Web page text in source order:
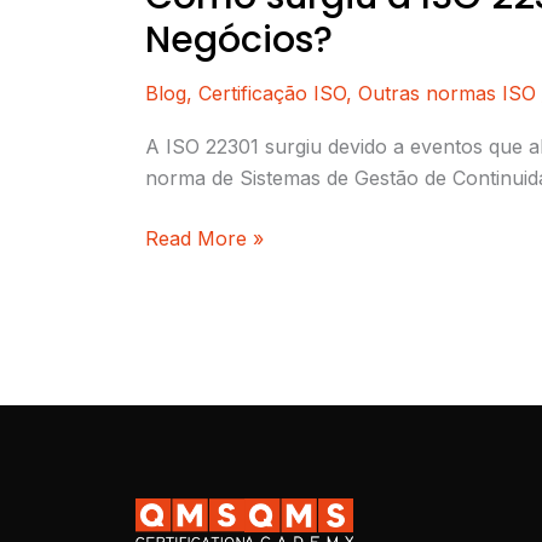
Negócios?
Blog, Certificação ISO, Outras normas ISO
A ISO 22301 surgiu devido a eventos que
norma de Sistemas de Gestão de
Read More »